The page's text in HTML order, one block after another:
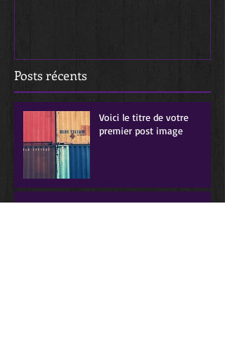
Posts récents
Voici le titre de votre
premier post image
Titre de votre premier post vidéo